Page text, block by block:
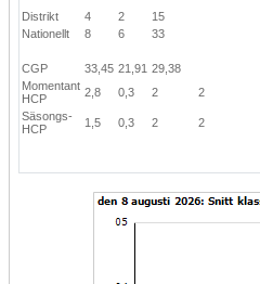
Distrikt
4 2 15
Nationellt
8 6 33
CGP 33,45 21,91 29,38
Momentant
HCP
2,8 0,3 2 2
Säsongs-
HCP
1,5 0,3 2 2